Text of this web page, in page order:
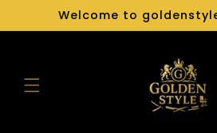
Inhalt
Welcome to